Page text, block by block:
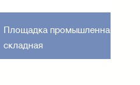
Площадка промышленная
складная